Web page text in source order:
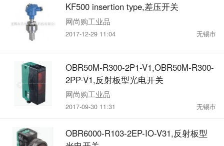
KF500 insertion type,差压开关
网尚购工业品
2017-12-29 11:04 无锡市
OBR50M-R300-2P1-V1,OBR50M-R300-
2PP-V1,反射板型光电开关
网尚购工业品
2017-09-30 11:31 无锡市
OBR6000-R103-2EP-IO-V31,反射板型